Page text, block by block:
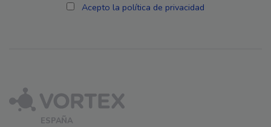
Acepto la política de privacidad
ESPAÑA